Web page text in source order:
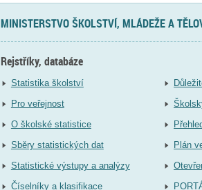
MINISTERSTVO ŠKOLSTVÍ, MLÁDEŽE A
Rejstříky, databáze
Statistika školství
Pro veřejnost
O školské statistice
Sběry statistických dat
Statistické výstupy a analýzy
Číselníky a klasifikace
Plán